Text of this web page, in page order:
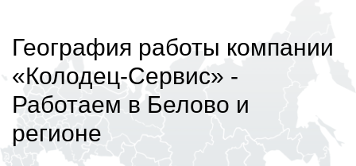
География работы компании
«Колодец-Сервис» -
Работаем в Белово и
регионе